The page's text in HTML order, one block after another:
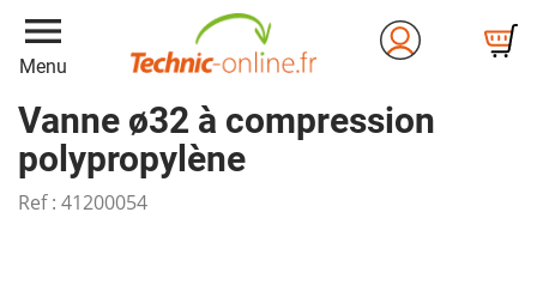
menu
Menu
Vanne ø32 à compression
polypropylène
Ref : 41200054